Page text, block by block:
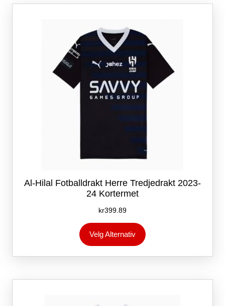
Al-Hilal Fotballdrakt Herre Tredjedrakt 2023-
24 Kortermet
kr399.89
Velg Alternativ
produktet
flere
Alternativene